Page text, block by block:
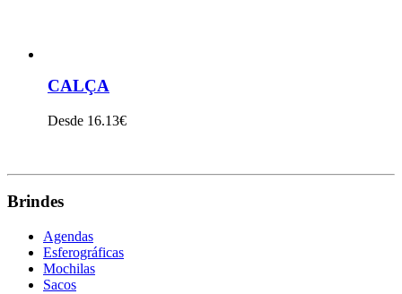
CALÇA
Desde 16.13€
Brindes
Agendas
Esferográficas
Mochilas
Sacos